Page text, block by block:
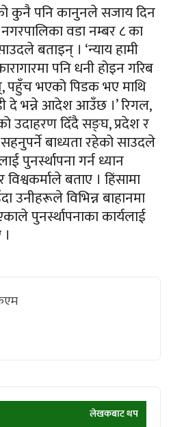
कुनै पनि कानुनले सजाय दिन
वडा नम्बर ८ का
बताइन् । ‘न्याय हामी
पनि धनी होइन गरिब
पहुँच भएको पिडक भए माथि
दे भन्ने आदेश आउँछ ।’ रिगल,
उदाहरण दिँदै सङ्घ, प्रदेश र
बाध्यता रहेको साउदले
पुनर्स्थापना गर्न ध्यान
विश्वकर्माले बताए । हिंसामा
उनीहरूले विभिन्न बाहानमा
पुनर्स्थापनाका कार्यलाई
लेखकबाट थप